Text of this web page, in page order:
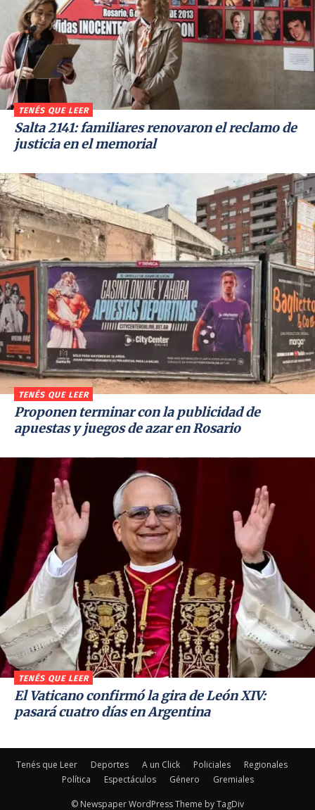
TENÉS QUE LEER
Salta 2141: familiares renovaron el reclamo de
justicia en el memorial
TENÉS QUE LEER
Proponen terminar con la publicidad de
apuestas y juegos de azar en Rosario
TENÉS QUE LEER
El Vaticano confirmó la gira de León XIV:
pasará cuatro días en Argentina
Tenés que Leer Deportes A un Click Policiales
Regionales
Política
Espectáculos Género Gremiales
© Newspaper WordPress Theme by TagDiv